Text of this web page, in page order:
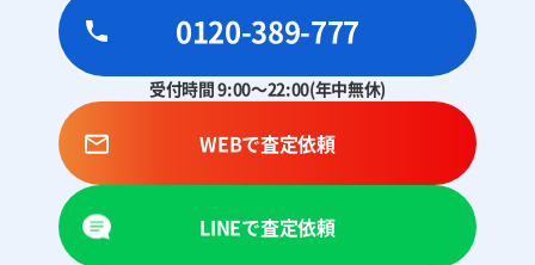
0120-389-777
受付時間 9:00～22:00(年中無休)
WEBで査定依頼
LINEで査定依頼